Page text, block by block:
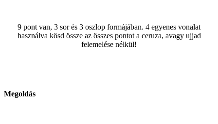
9 pont van, 3 sor és 3 oszlop formájában. 4 egyenes vonalat
használva kösd össze az összes pontot a ceruza, avagy ujjad
felemelése nélkül!
Megoldás